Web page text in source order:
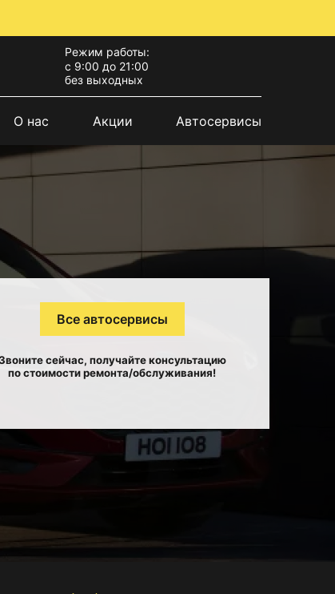
Режим работы:
с 9:00 до 21:00
без выходных
О нас Акции Автосервисы
Все автосервисы
сейчас, получайте консультацию
по стоимости ремонта/обслуживания!